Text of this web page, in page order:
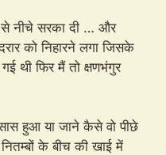
नीचे सरका दी … और
को निहारने लगा जिसके
थी फिर मैं तो क्षणभंगुर
हुआ या जाने कैसे वो पीछे
के बीच की खाई में